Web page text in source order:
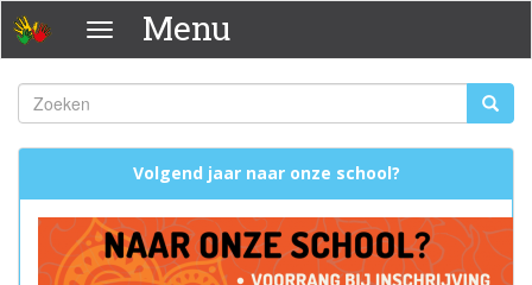
Overslaan
en
naar
de
inhoud
gaan
Menu Menu
Zoekveld
Zoeken
Volgend jaar naar onze school?